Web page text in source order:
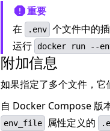
重要
在
.env 个文件中的
运行
docker run --
附加信息
如果指定了多个文件，它
自 Docker Compose 版
env_file 属性定义的